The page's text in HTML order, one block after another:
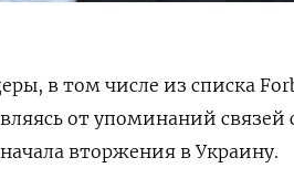
в том числе из списка
от упоминаний связей
вторжения в Украину.